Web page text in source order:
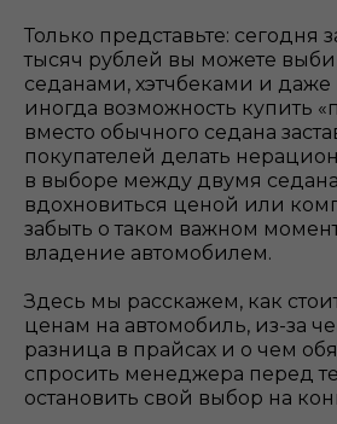
Только представьте: сегодня
тысяч рублей вы можете
седанами, хэтчбеками и
иногда возможность купить
вместо обычного седана
покупателей делать
в выборе между двумя
вдохновиться ценой или
забыть о таком важном
владение автомобилем.
Здесь мы расскажем, как
ценам на автомобиль, из-за
разница в прайсах и о чем
спросить менеджера перед
остановить свой выбор на